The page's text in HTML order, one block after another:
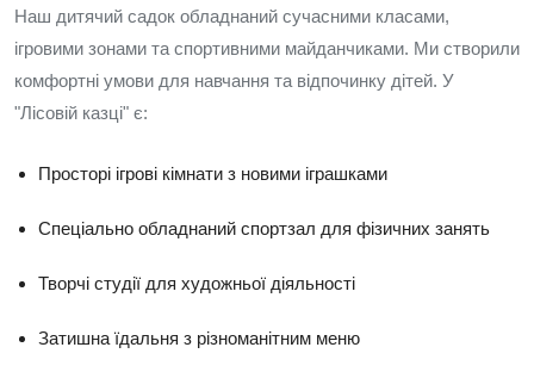
Наш дитячий садок обладнаний сучасними класами,
ігровими зонами та спортивними майданчиками. Ми створили
комфортні умови для навчання та відпочинку дітей. У
"Лісовій казці" є:
Просторі ігрові кімнати з новими іграшками
Спеціально обладнаний спортзал для фізичних занять
Творчі студії для художньої діяльності
Затишна їдальня з різноманітним меню